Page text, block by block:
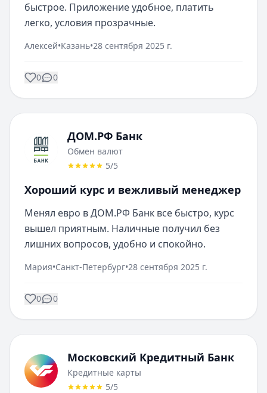
быстрое. Приложение удобное, платить
легко, условия прозрачные.
Алексей•Казань•28 сентября 2025 г.
0 0
ДОМ.РФ Банк
Обмен валют
5/5
Хороший курс и вежливый менеджер
Менял евро в ДОМ.РФ Банк все быстро, курс
вышел приятным. Наличные получил без
лишних вопросов, удобно и спокойно.
Мария•Санкт-Петербург•28 сентября 2025 г.
0 0
Московский Кредитный Банк
Кредитные карты
5/5